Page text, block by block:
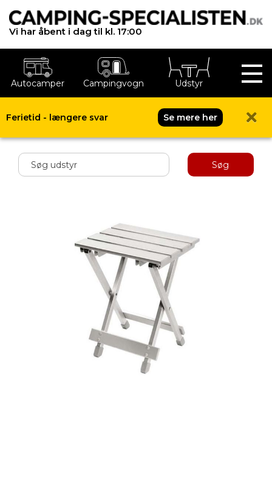
Vi har åbent i dag til kl. 17:00
Autocamper Campingvogn Udstyr
Ferietid - længere svar
Se mere her
Søg